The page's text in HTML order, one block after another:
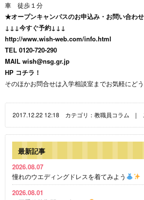
車 徒歩１分
★オープンキャンパスのお申込み・お問い合わせ
↓↓↓今すぐ予約↓↓↓
http://www.wish-web.com/info.html
TEL 0120-720-290
MAIL wish@nsg.gr.jp
HP コチラ！
そのほかお問合せは入学相談室までお気軽にど
2017.12.22 12:18 カテゴリ： 教職員コラム |
最新記事
2026.08.07
憧れのウエディングドレスを着てみよう
2026.08.01